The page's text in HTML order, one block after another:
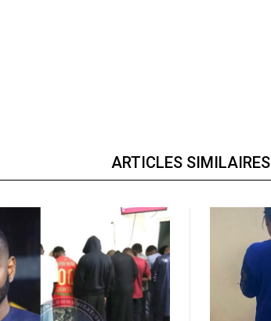
ARTICLES SIMILAIRES